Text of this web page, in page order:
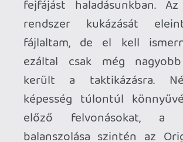
Why don't you try it, boss?
Az Origins egyelőre közel sem tökéletes
alkotás, előfordulnak szép számmal
idegesítő (nem minden emberünk hajtja
végre a Command Modeban kiadott
utasítást) és vicces (végig
hátramenetben közlekedik a pályán egy
sofőr, miközben előre néz) bugok, de